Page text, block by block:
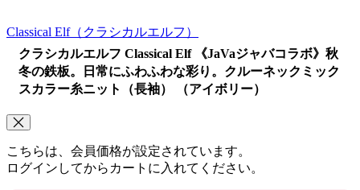
Classical Elf（クラシカルエルフ）
クラシカルエルフ Classical Elf 《JaVaジャバコラボ》秋
冬の鉄板。日常にふわふわな彩り。クルーネックミック
スカラー糸ニット（長袖） （アイボリー）
こちらは、会員価格が設定されています。
ログインしてからカートに入れてください。